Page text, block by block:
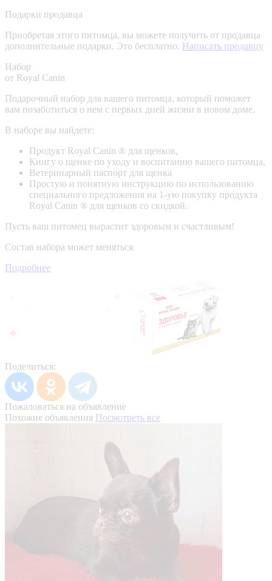
Подарки продавца
Приобретая этого питомца, вы можете получить от продавца
дополнительные подарки. Это бесплатно. Написать продавцу
Набор
от Royal Canin
Подарочный набор для вашего питомца, который поможет
вам позаботиться о нем с первых дней жизни в новом доме.
В наборе вы найдете:
Продукт Royal Canin ® для щенков,
Книгу о щенке по уходу и воспитанию вашего питомца,
Ветеринарный паспорт для щенка
Простую и понятную инструкцию по использованию
специального предложения на 1-ую покупку продукта
Royal Canin ® для щенков со скидкой.
Пусть ваш питомец вырастит здоровым и счастливым!
Состав набора может меняться
Подробнее
Поделиться:
Пожаловаться на объявление
Похожие объявления Посмотреть все